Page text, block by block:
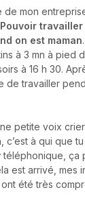
de mon
Pouvoir
on est maman
à 3 mn à pied
à 16 h 30.
de travailler
petite voix crier
c’est à qui que
ça
est arrivé, mes
ont été très